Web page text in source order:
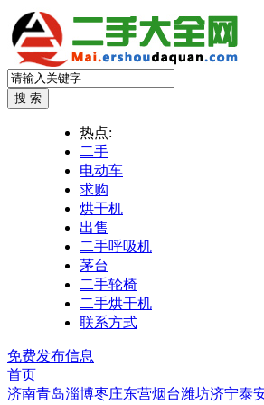
热点:
二手
电动车
求购
烘干机
出售
二手呼吸机
茅台
二手轮椅
二手烘干机
联系方式
免费发布信息
首页
济南青岛淄博枣庄东营烟台潍坊济宁泰